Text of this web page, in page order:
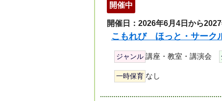
開催中
開催日：2026年6月4日から
こもれび ほっと・サーク
ジャンル 講座・教室・講演会
一時保育 なし